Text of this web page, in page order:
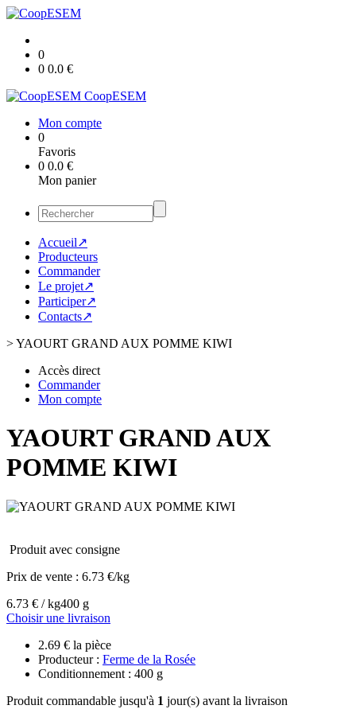
0
0 0.0 €
CoopESEM
Mon compte
0
Favoris
0 0.0 €
Mon panier
Accueil↗
Producteurs
Commander
Le projet↗
Participer↗
Contacts↗
>YAOURT GRAND AUX POMME KIWI
Accès direct
Commander
Mon compte
YAOURT GRAND AUX
POMME KIWI
Produit avec consigne
Prix de vente : 6.73 €/kg
6.73 € / kg400 g
Choisir une livraison
2.69 € la pièce
Producteur : Ferme de la Rosée
Conditionnement : 400 g
Produit commandable jusqu'à 1 jour(s) avant la livraison